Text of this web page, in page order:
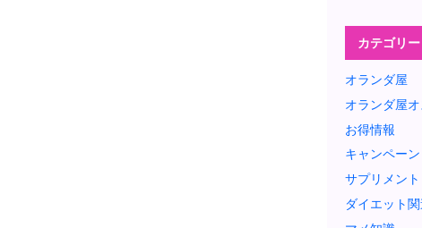
カテゴリー
オランダ屋
オランダ屋
お得情報
キャンペーン
サプリメント
ダイエット関